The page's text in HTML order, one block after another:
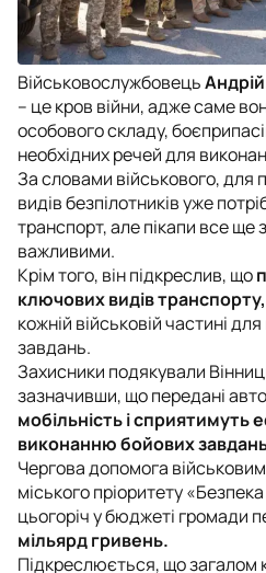
ВійськовослужбовецьАндрій
– це кров війни, адже саме
особового складу,
необхідних речей для
За словами військового, для
видів безпілотників уже
транспорт, але пікапи все
важливими.
Крім того, він підкреслив, що
ключових видів транспорту,
кожній військовій частині
завдань.
Захисники подякували
зазначивши, що передані
мобільність і сприятимуть
виконанню бойових
Чергова допомога
міського пріоритету
цьогоріч у бюджеті громади
мільярд гривень.
Підкреслюється, що загалом